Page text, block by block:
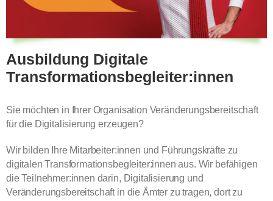
Ausbildung Digitale
Transformationsbegleiter:innen
Sie möchten in Ihrer Organisation Veränderungsbereitschaft
für die Digitalisierung erzeugen?
Wir bilden Ihre Mitarbeiter:innen und Führungskräfte zu
digitalen Transformationsbegleiter:innen aus. Wir befähigen
die Teilnehmer:innen darin, Digitalisierung und
Veränderungsbereitschaft in die Ämter zu tragen, dort zu